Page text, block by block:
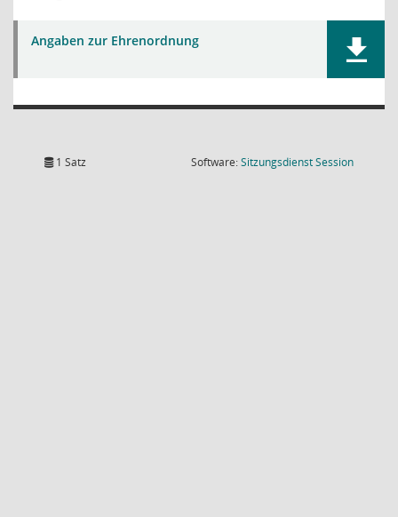
Angaben zur Ehrenordnung
1 Satz Software:SitzungsdienstSession(Wird in